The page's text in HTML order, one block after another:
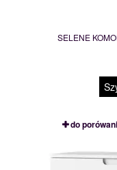
SELENE
do
TYP 07
111876